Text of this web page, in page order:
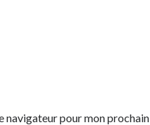
navigateur pour mon prochain